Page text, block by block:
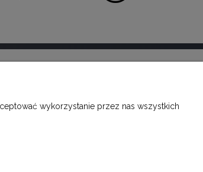
wykorzystanie przez nas wszystkich